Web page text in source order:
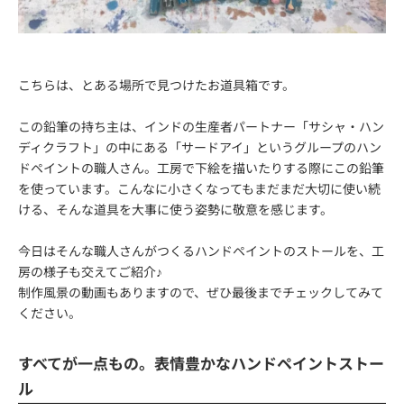
こちらは、とある場所で見つけたお道具箱です。
この鉛筆の持ち主は、インドの生産者パートナー「サシャ・ハン
ディクラフト」の中にある「サードアイ」というグループのハン
ドペイントの職人さん。工房で下絵を描いたりする際にこの鉛筆
を使っています。こんなに小さくなってもまだまだ大切に使い続
ける、そんな道具を大事に使う姿勢に敬意を感じます。
今日はそんな職人さんがつくるハンドペイントのストールを、工
房の様子も交えてご紹介♪
制作風景の動画もありますので、ぜひ最後までチェックしてみて
ください。
すべてが一点もの。表情豊かなハンドペイントストー
ル